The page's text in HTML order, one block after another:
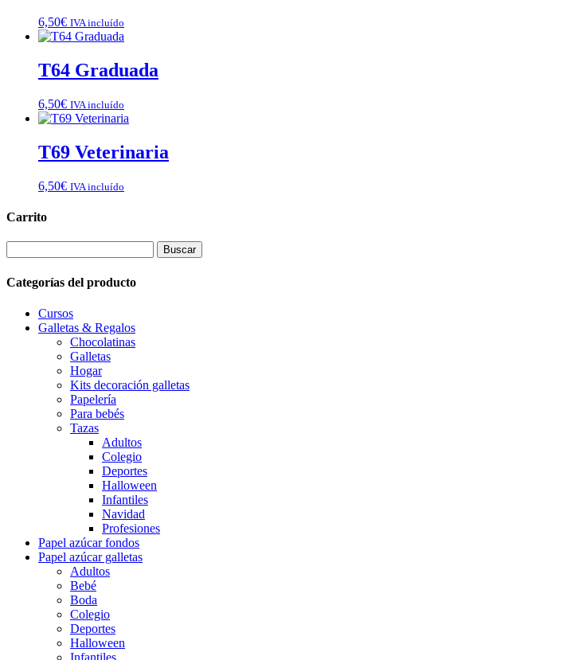
6,50€ IVA incluído
T64 Graduada
6,50€ IVA incluído
T69 Veterinaria
6,50€ IVA incluído
Carrito
Categorías del producto
Cursos
Galletas & Regalos
Chocolatinas
Galletas
Hogar
Kits decoración galletas
Papelería
Para bebés
Tazas
Adultos
Colegio
Deportes
Halloween
Infantiles
Navidad
Profesiones
Papel azúcar fondos
Papel azúcar galletas
Adultos
Bebé
Boda
Colegio
Deportes
Halloween
Infantiles